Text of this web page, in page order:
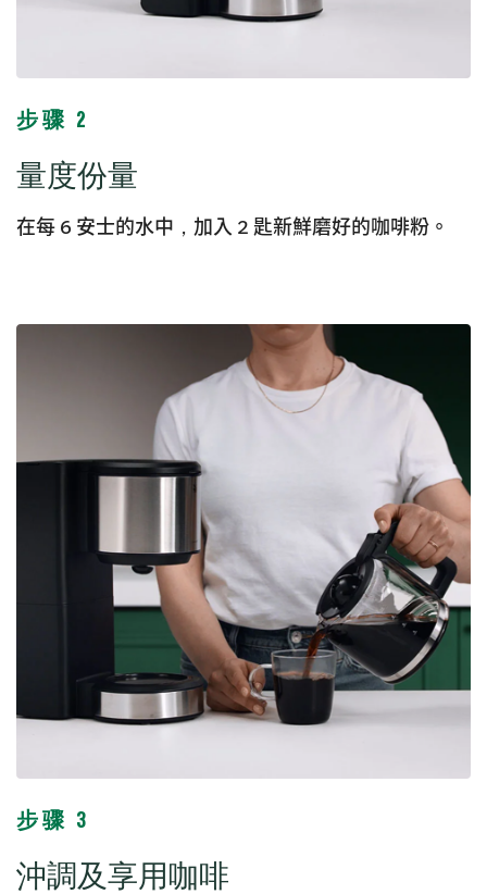
步骤 2
量度份量
在每 6 安士的水中，加入 2 匙新鮮磨好的咖啡粉。
步骤 3
沖調及享用咖啡